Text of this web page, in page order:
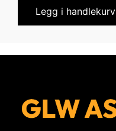
Legg i handlekurv